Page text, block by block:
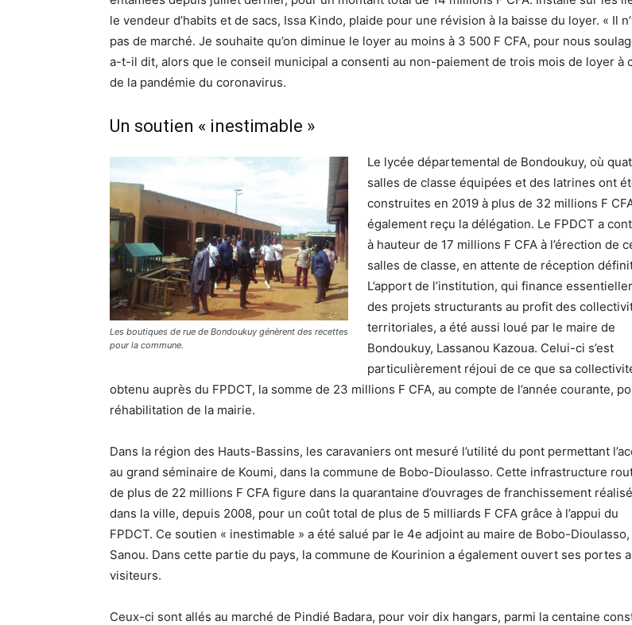
le vendeur d’habits et de sacs, Issa Kindo, plaide pour une révision à la baisse du loyer. « Il
pas de marché. Je souhaite qu’on diminue le loyer au moins à 3 500 F CFA, pour nous
a-t-il dit, alors que le conseil municipal a consenti au non-paiement de trois mois de loyer à
de la pandémie du coronavirus.
Un soutien « inestimable »
Les boutiques de rue de Bondoukuy génèrent des recettes
pour la commune.
Le lycée départemental de Bondoukuy, où
salles de classe équipées et des latrines ont
construites en 2019 à plus de 32 millions F
également reçu la délégation. Le FPDCT a
à hauteur de 17 millions F CFA à l’érection de
salles de classe, en attente de réception
L’apport de l’institution, qui finance
des projets structurants au profit des
territoriales, a été aussi loué par le maire de
Bondoukuy, Lassanou Kazoua. Celui-ci s’est
particulièrement réjoui de ce que sa
obtenu auprès du FPDCT, la somme de 23 millions F CFA, au compte de l’année courante,
réhabilitation de la mairie.
Dans la région des Hauts-Bassins, les caravaniers ont mesuré l’utilité du pont permettant
au grand séminaire de Koumi, dans la commune de Bobo-Dioulasso. Cette infrastructure
de plus de 22 millions F CFA figure dans la quarantaine d’ouvrages de franchissement
dans la ville, depuis 2008, pour un coût total de plus de 5 milliards F CFA grâce à l’appui du
FPDCT. Ce soutien « inestimable » a été salué par le 4e adjoint au maire de Bobo-Dioulasso,
Sanou. Dans cette partie du pays, la commune de Kourinion a également ouvert ses portes
visiteurs.
Ceux-ci sont allés au marché de Pindié Badara, pour voir dix hangars, parmi la centaine